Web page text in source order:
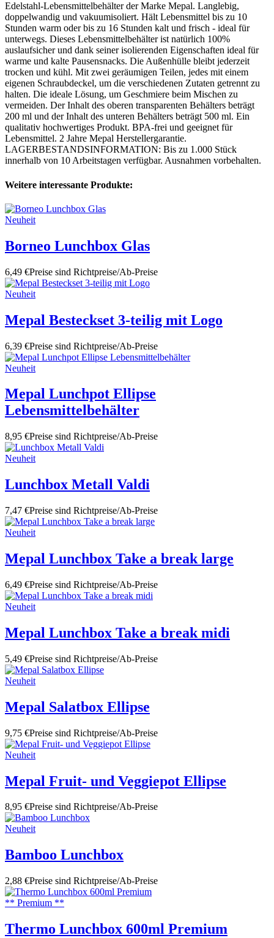
Edelstahl-Lebensmittelbehälter der Marke Mepal. Langlebig,
doppelwandig und vakuumisoliert. Hält Lebensmittel bis zu 10
Stunden warm oder bis zu 16 Stunden kalt und frisch - ideal für
unterwegs. Dieses Lebensmittelbehälter ist natürlich 100%
auslaufsicher und dank seiner isolierenden Eigenschaften ideal für
warme und kalte Pausensnacks. Die Außenhülle bleibt jederzeit
trocken und kühl. Mit zwei geräumigen Teilen, jedes mit einem
eigenen Schraubdeckel, um die verschiedenen Zutaten getrennt zu
halten. Die ideale Lösung, um Geschmiere beim Mischen zu
vermeiden. Der Inhalt des oberen transparenten Behälters beträgt
200 ml und der Inhalt des unteren Behälters beträgt 500 ml. Ein
qualitativ hochwertiges Produkt. BPA-frei und geeignet für
Lebensmittel. 2 Jahre Mepal Herstellergarantie.
LAGERBESTANDSINFORMATION: Bis zu 1.000 Stück
innerhalb von 10 Arbeitstagen verfügbar. Ausnahmen vorbehalten.
Weitere interessante Produkte:
Neuheit
Borneo Lunchbox Glas
6,49 €Preise sind Richtpreise/Ab-Preise
Neuheit
Mepal Besteckset 3-teilig mit Logo
6,39 €Preise sind Richtpreise/Ab-Preise
Neuheit
Mepal Lunchpot Ellipse
Lebensmittelbehälter
8,95 €Preise sind Richtpreise/Ab-Preise
Neuheit
Lunchbox Metall Valdi
7,47 €Preise sind Richtpreise/Ab-Preise
Neuheit
Mepal Lunchbox Take a break large
6,49 €Preise sind Richtpreise/Ab-Preise
Neuheit
Mepal Lunchbox Take a break midi
5,49 €Preise sind Richtpreise/Ab-Preise
Neuheit
Mepal Salatbox Ellipse
9,75 €Preise sind Richtpreise/Ab-Preise
Neuheit
Mepal Fruit- und Veggiepot Ellipse
8,95 €Preise sind Richtpreise/Ab-Preise
Neuheit
Bamboo Lunchbox
2,88 €Preise sind Richtpreise/Ab-Preise
** Premium **
Thermo Lunchbox 600ml Premium